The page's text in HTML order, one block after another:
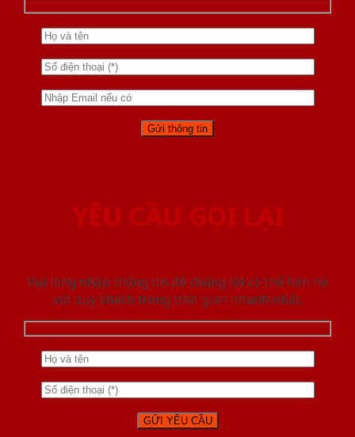
YÊU CẦU GỌI LẠI
Vui lòng nhập thông tin để chúng tôi có thể liên hệ
với quý khách trong thời gian nhanh nhất.